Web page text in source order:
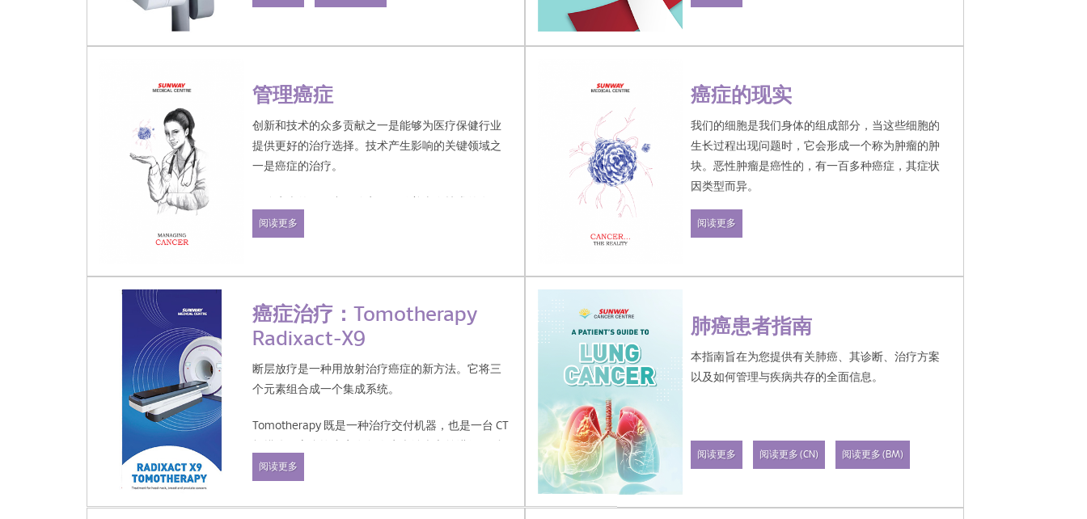
INTRABEAM IORT 在手术期间进行 30-45 分钟的治
管理癌症
创新和技术的众多贡献之一是能够为医疗保健行业
提供更好的治疗选择。技术产生影响的关键领域之
一是癌症的治疗。
展，管理癌症已变得不那么具有挑战性。
不同领域的更多信息。
阅读更多
癌症的现实
我们的细胞是我们身体的组成部分，当这些细胞的
生长过程出现问题时，它会形成一个称为肿瘤的肿
块。恶性肿瘤是癌性的，有一百多种癌症，其症状
因类型而异。
在马来西亚，癌症被认为是最致命的致命疾病，有
阅读更多
癌症治疗：Tomotherapy
Radixact-X9
断层放疗是一种用放射治疗癌症的新方法。它将三
个元素组合成一个集成系统。
Tomotherapy 既是一种治疗交付机器，也是一台 CT
描。
阅读更多
肺癌患者指南
本指南旨在为您提供有关肺癌、其诊断、治疗方案
以及如何管理与疾病共存的全面信息。
阅读更多 阅读更多 (CN) 阅读更多 (BM)